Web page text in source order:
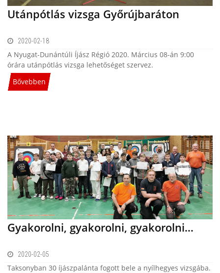
Utánpótlás vizsga Győrújbaráton
2020-02-18
A Nyugat-Dunántúli Íjász Régió 2020. Március 08-án 9:00
órára utánpótlás vizsga lehetőséget szervez.
Bővebben
Gyakorolni, gyakorolni, gyakorolni…
2020-02-05
Taksonyban 30 íjászpalánta fogott bele a nyílhegyes vizsgába.